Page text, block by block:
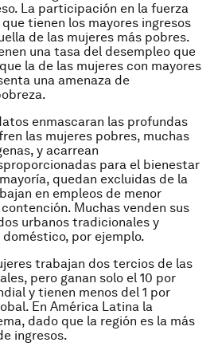
La participación en la fuerza
tienen los mayores ingresos
de las mujeres más pobres.
una tasa del desempleo que
la de las mujeres con mayores
una amenaza de
enmascaran las profundas
las mujeres pobres, muchas
y acarrean
para el bienestar
quedan excluidas de la
en empleos de menor
Muchas venden sus
urbanos tradicionales y
por ejemplo.
trabajan dos tercios de las
pero ganan solo el 10 por
y tienen menos del 1 por
En América Latina la
dado que la región es la más
ingresos.